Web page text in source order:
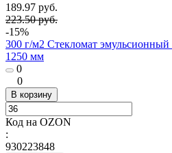
189.97 руб.
223.50 руб.
-15%
300 г/м2 Стекломат
1250 мм
0
0
В корзину
Код на OZON
:
930223848